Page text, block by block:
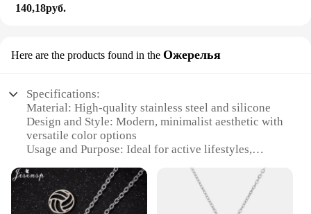
140,18руб.
Here are the products found in the Ожерелья
Specifications:
Material: High-quality stainless steel and silicone
Design and Style: Modern, minimalist aesthetic with
versatile color options
Usage and Purpose: Ideal for active lifestyles,
Performance and Property: Durable, lightweight,
and resistant to sweat and water
Shape or Size or Weight or Quantity: Comes in sets,